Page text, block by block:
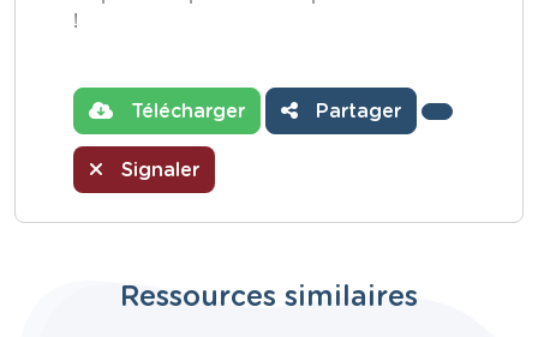
!
Télécharger Partager
Signaler
Ressources similaires